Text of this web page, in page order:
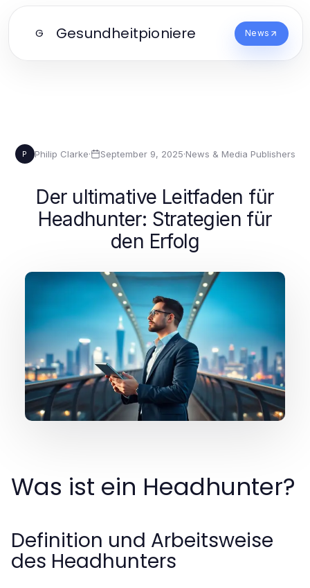
G Gesundheitpioniere News
P Philip Clarke· September 9, 2025·News & Media Publishers
Der ultimative Leitfaden für
Headhunter: Strategien für
den Erfolg
Was ist ein Headhunter?
Definition und Arbeitsweise
des Headhunters